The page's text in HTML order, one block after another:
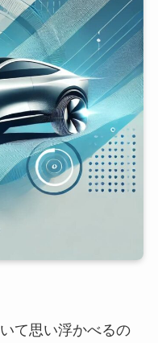
て思い浮かべるの